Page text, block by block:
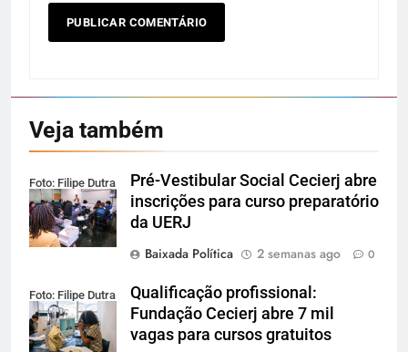
Veja também
Foto: Filipe Dutra
Pré-Vestibular Social Cecierj abre
inscrições para curso preparatório
da UERJ
Baixada Política
2 semanas ago 0
Foto: Filipe Dutra
Qualificação profissional:
Fundação Cecierj abre 7 mil
vagas para cursos gratuitos